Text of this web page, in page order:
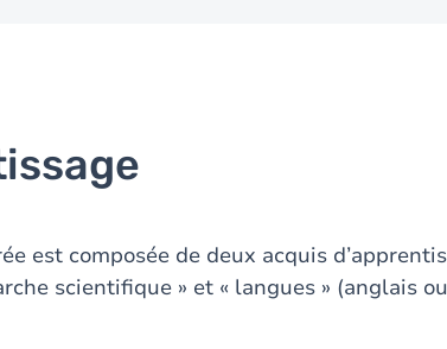
est composée de deux acquis
scientifique » et « langues » (anglais ou